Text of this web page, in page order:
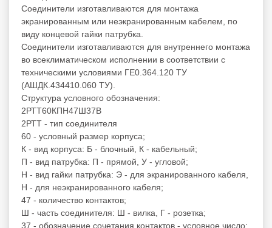
Соединители изготавливаются для монтажа
экранированным или неэкранированным кабелем, по
виду концевой гайки патрубка.
Соединители изготавливаются для внутреннего монтажа
во всеклиматическом исполнении в соответствии с
техническими условиями ГЕ0.364.120 ТУ
(АШДК.434410.060 ТУ).
Структура условного обозначения:
2РТТ60КПН47Ш37В
2РТТ - тип соединителя
60 - условный размер корпуса;
К - вид корпуса: Б - блочный, К - кабельный;
П - вид патрубка: П - прямой, У - угловой;
Н - вид гайки патрубка: Э - для экранированного кабеля,
Н - для неэкранированного кабеля;
47 - количество контактов;
Ш - часть соединителя: Ш - вилка, Г - розетка;
37 - обозначение сочетания контактов - условное число;